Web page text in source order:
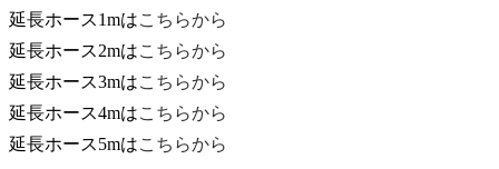
延長ホース1mはこちらから
延長ホース2mはこちらから
延長ホース3mはこちらから
延長ホース4mはこちらから
延長ホース5mはこちらから